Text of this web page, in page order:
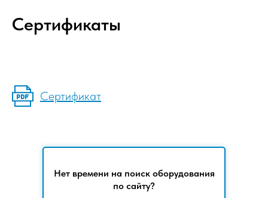
Сертификаты
Сертификат
Нет времени на поиск оборудования
по сайту?